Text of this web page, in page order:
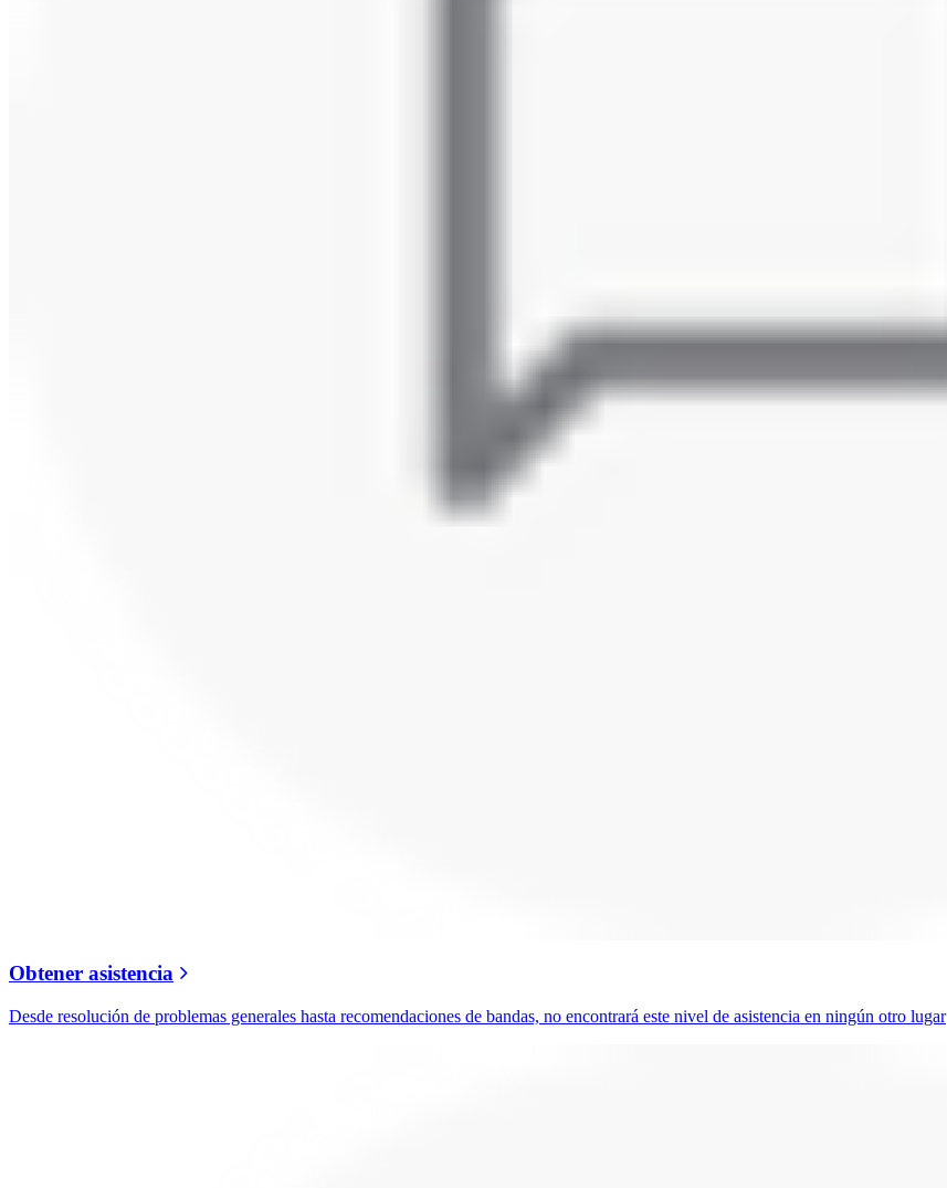
Obtener asistencia
Desde resolución de problemas generales hasta recomendaciones de bandas, no encontrará este nivel de asistencia en ningún otro lugar